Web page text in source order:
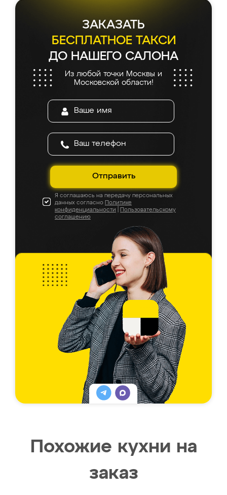
ЗАКАЗАТЬ
БЕСПЛАТНОЕ ТАКСИ
ДО НАШЕГО САЛОНА
Из любой точки Москвы и
Московской области!
Отправить
Я соглашаюсь на передачу персональных
данных согласно Политике
конфиденциальности
Пользовательскому
соглашению
Похожие кухни на
заказ